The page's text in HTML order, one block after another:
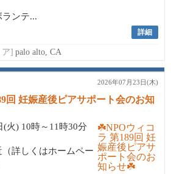
ンテ...
詳細
ア] palo alto, CA
2026年07月23日(木)
回 妊娠産後ピアサポート会のお知
(火) 10時～11時30分
詳しくはホームペー